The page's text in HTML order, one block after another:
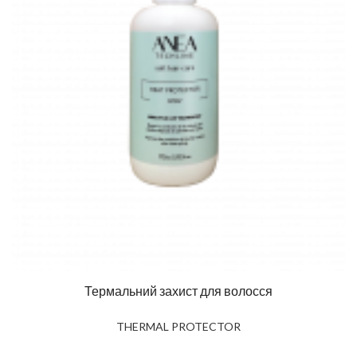
Термальний захист для волосся
THERMAL PROTECTOR